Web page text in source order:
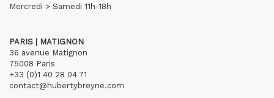
Mercredi > Samedi 11h-18h
PARIS | MATIGNON
36 avenue Matignon
75008 Paris
+33 (0)1 40 28 04 71
contact@hubertybreyne.com